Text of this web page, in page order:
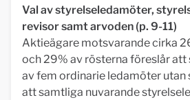
Val av styrelseledamöter,
revisor samt arvoden (p. 9-11)
Aktieägare motsvarande cirka
och 29% av rösterna föreslår att
av fem ordinarie ledamöter utan
att samtliga nuvarande